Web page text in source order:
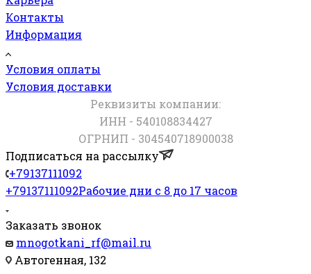
Контакты
Информация
Условия оплаты
Условия доставки
Реквизиты компании:
ИНН - 540108834427
ОГРНИП - 304540718900038
Подписаться на рассылку
+79137111092
+79137111092Рабочие дни с 8 до 17 часов
Заказать звонок
mnogotkani_rf@mail.ru
Автогенная, 132